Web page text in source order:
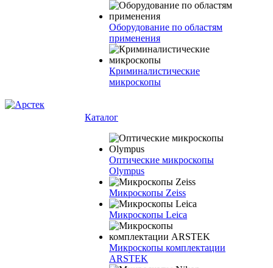
Оборудование по областям
применения
Криминалистические
микроскопы
Каталог
Оптические микроскопы
Olympus
Микроскопы Zeiss
Микроскопы Leica
Микроскопы комплектации
ARSTEK